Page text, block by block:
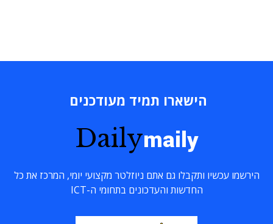
הישארו תמיד מעודכנים
Dailymaily
הירשמו עכשיו ותקבלו גם אתם ניוזלטר מקצועי יומי, המרכז את כל
החדשות והעדכונים בתחומי ה-ICT